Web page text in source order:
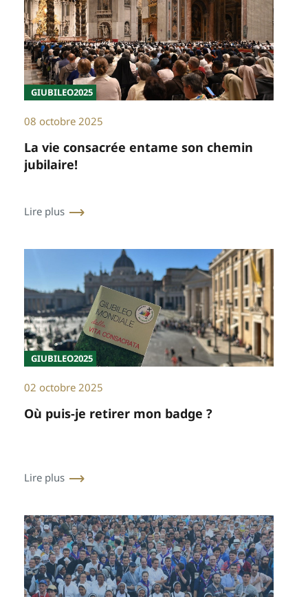
GIUBILEO2025
08 octobre 2025
La vie consacrée entame son chemin
jubilaire!
Lire plus
GIUBILEO2025
02 octobre 2025
Où puis-je retirer mon badge ?
Lire plus